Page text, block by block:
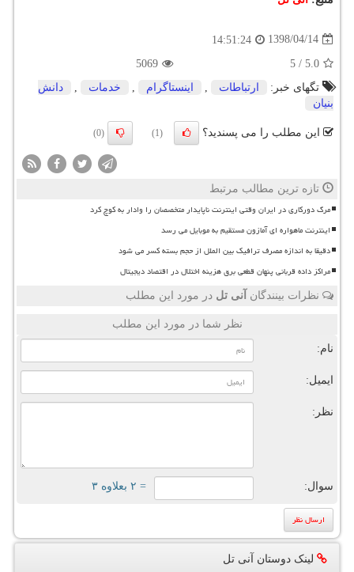
1398/04/14
14:51:24
5.0
/
5
5069
تگهای خبر:
ارتباطات اینستاگرام خدمات
دانش
بنیان
این مطلب را می پسندید؟ (1)
(0)
تازه ترین مطالب مرتبط
مرگ دورکاری در ایران وقتی اینترنت ناپایدار متخصصان را وادار به کوچ کرد
اینترنت ماهواره ای آمازون مستقیم به موبایل می رسد
دقیقا به اندازه مصرف ترافیک بین الملل از حجم بسته کسر می شود
مراکز داده قربانی پنهان قطعی برق هزینه اختلال در اقتصاد دیجیتال
نظرات بینندگان آنی تل در مورد این مطلب
نظر شما در مورد این مطلب
نام:
ایمیل:
نظر:
سوال: = ۲ بعلاوه ۳
لینک دوستان آنی تل